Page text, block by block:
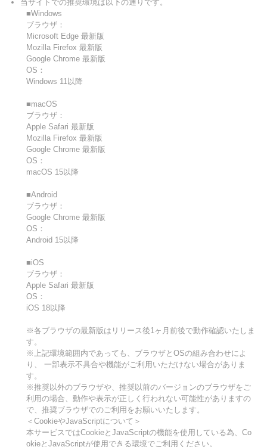
当サイトでの推奨環境は以下の通りです。
■Windows
ブラウザ：
Microsoft Edge 最新版
Mozilla Firefox 最新版
Google Chrome 最新版
OS：
Windows 11以降
■macOS
ブラウザ：
Apple Safari 最新版
Mozilla Firefox 最新版
Google Chrome 最新版
OS：
macOS 15以降
■Android
ブラウザ：
Google Chrome 最新版
OS：
Android 15以降
■iOS
ブラウザ：
Apple Safari 最新版
OS：
iOS 18以降
※各ブラウザの最新版はリリース後1ヶ月前後で動作確認いたしま
す。
※上記環境範囲内であっても、ブラウザとOSの組み合わせによ
り、 一部表示不具合や機能がご利用いただけない場合がありま
す。
※推奨以外のブラウザや、推奨以前のバージョンのブラウザをご
利用の場合、動作や表示が正しく行われない可能性がありますの
で、推奨ブラウザでのご利用をお願いいたします。
＜CookieやJavaScriptについて＞
本サービスではCookieとJavaScriptの機能を使用している為、Co
okieとJavaScriptが使用できる環境でご利用ください。